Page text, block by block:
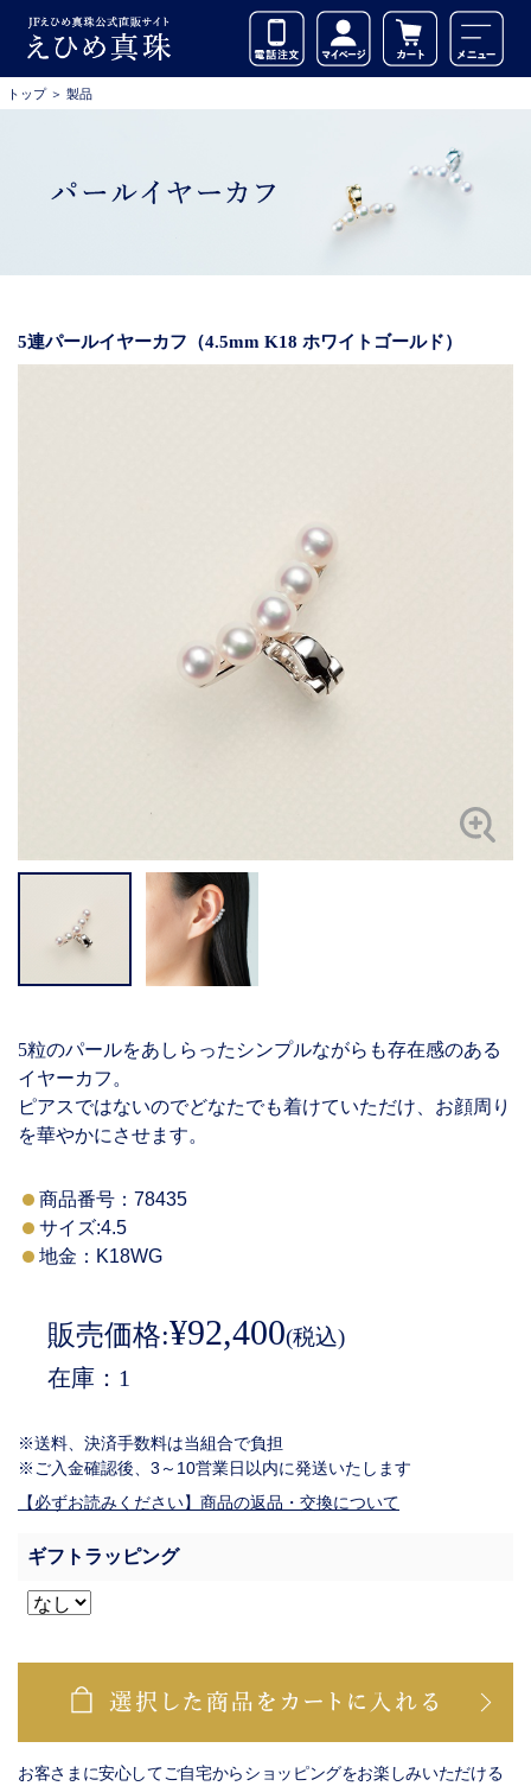
トップ ＞ 製品
5連パールイヤーカフ（4.5mm K18 ホワイトゴールド）
5粒のパールをあしらったシンプルながらも存在感のある
イヤーカフ。
ピアスではないのでどなたでも着けていただけ、お顔周り
を華やかにさせます。
商品番号：78435
サイズ:4.5
地金：K18WG
販売価格:¥92,400(税込)
在庫 1
※送料、決済手数料は当組合で負担
※ご入金確認後、3～10営業日以内に発送いたします
【必ずお読みください】商品の返品・交換について
ギフトラッピング
お客さまに安心してご自宅からショッピングをお楽しみいただける